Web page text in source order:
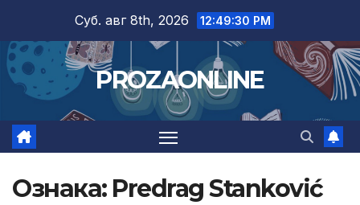
content
Суб. авг 8th, 2026 12:49:31 PM
PROZAONLINE
Ознака: Predrag Stanković